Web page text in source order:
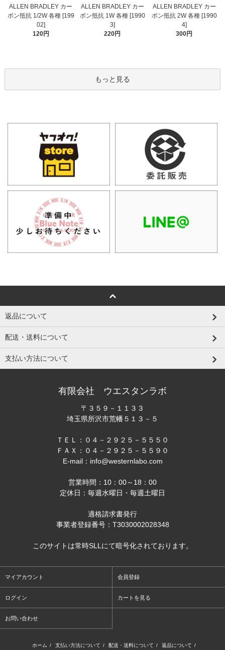
ALLEN BRADLEY カー
ボン抵抗 1/2W 各種 [199
02]
120円
ALLEN BRADLEY カー
ボン抵抗 1W 各種 [1990
3]
220円
ALLEN BRADLEY カー
ボン抵抗 2W 各種 [1990
4]
300円
もっと見る
返品について
配送・送料について
支払い方法について
有限会社 ウエスタンラボ
〒３５９－１１３３
埼玉県所沢市荒幡５１３－５
ＴＥＬ：０４－２９２５－５５５０
ＦＡＸ：０４－２９２５－５５９０
E-mail：info@westernlabo.com
営業時間：10：00～18：00
定休日：毎週水曜日・毎週土曜日
適格請求書発行
事業者登録番号：T3030002028348
このサイトは常時SLLにて暗号化されております。
マイアカウント 会員登録
ログイン カートを見る
お問い合わせ
ホーム / 支払い方法について / 配送・送料について / 返品について /